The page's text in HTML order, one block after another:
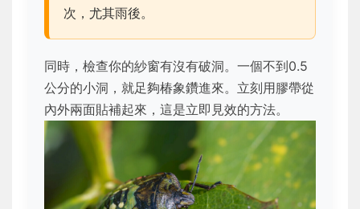
次，尤其雨後。
同時，檢查你的紗窗有沒有破洞。一個不到0.5
公分的小洞，就足夠椿象鑽進來。立刻用膠帶從
內外兩面貼補起來，這是立即見效的方法。